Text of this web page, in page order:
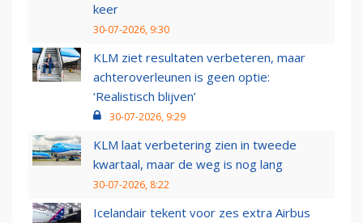
keer
30-07-2026, 9:30
KLM ziet resultaten verbeteren, maar
achteroverleunen is geen optie:
‘Realistisch blijven’
30-07-2026, 9:29
KLM laat verbetering zien in tweede
kwartaal, maar de weg is nog lang
30-07-2026, 8:22
Icelandair tekent voor zes extra Airbus